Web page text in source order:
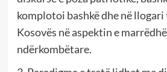
komplotoi bashkë dhe në
Kosovës në aspektin e
ndërkombëtare.